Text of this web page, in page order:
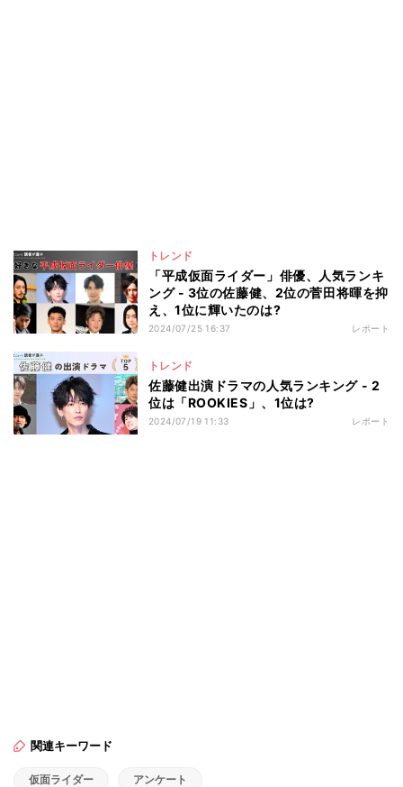
トレンド
「平成仮面ライダー」俳優、人気ランキ
ング - 3位の佐藤健、2位の菅田将暉を抑
え、1位に輝いたのは?
2024/07/25 16:37 レポート
トレンド
佐藤健出演ドラマの人気ランキング - 2
位は「ROOKIES」、1位は?
2024/07/19 11:33 レポート
関連キーワード
仮面ライダー アンケート